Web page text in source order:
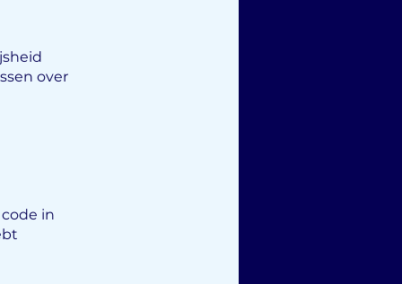
over
in